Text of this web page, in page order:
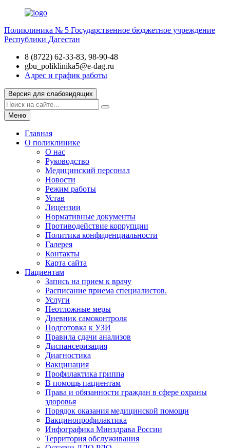
Поликлиника № 5 Государственное бюджетное учреждение
Республики Дагестан
8 (8722) 62-33-83, 98-90-48
gbu_poliklinika5@e-dag.ru
Адрес и график работы
Версия для слабовидящих
Меню
Главная
О поликлинике
О нас
Руководство
Медицинский персонал
Новости
Режим работы
Устав
Лицензии
Нормативные документы
Противодействие коррупции
Политика конфиденциальности
Галерея
Контакты
Карта сайта
Пациентам
Запись на прием к врачу
Расписание приема специалистов.
Услуги
Неотложные меры
Дневник самоконтроля
Подготовка к УЗИ
Правила сдачи анализов
Диспансеризация
Диагностика
Вакцинация
Профилактика гриппа
В помощь пациентам
Права и обязанности граждан в сфере охраны
здоровья
Порядок оказания медицинской помощи
Вакцинопрофилактика
Инфографика Минздрава России
Территория обслуживания